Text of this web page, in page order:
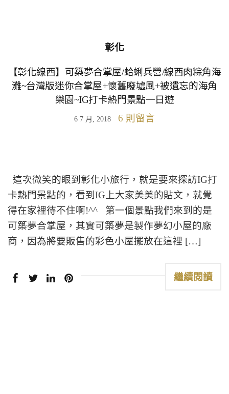
彰化
【彰化線西】可築夢合掌屋/蛤蜊兵營/線西肉粽角海
灘~台灣版迷你合掌屋+懷舊廢墟風+被遺忘的海角
樂園~IG打卡熱門景點一日遊
6 7 月, 2018 6 則留言
這次微笑的眼到彰化小旅行，就是要來探訪IG打
卡熱門景點的，看到IG上大家美美的貼文，就覺
得在家裡待不住啊!^^ 第一個景點我們來到的是
可築夢合掌屋，其實可築夢是製作夢幻小屋的廠
商，因為將要販售的彩色小屋擺放在這裡 […]
繼續閱讀